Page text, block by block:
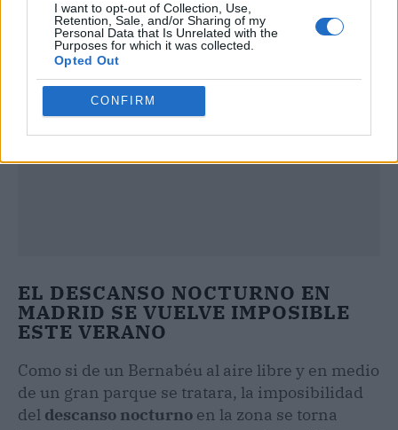
I want to opt-out of Collection, Use,
Retention, Sale, and/or Sharing of my
Personal Data that Is Unrelated with the
Purposes for which it was collected.
Opted Out
CONFIRM
EL DESCANSO NOCTURNO EN
MADRID SE VUELVE IMPOSIBLE
ESTE VERANO
Como si de un Bernabéu al aire libre y en medio
de un gran parque se tratara, la imposibilidad
del descanso nocturno en la zona se torna